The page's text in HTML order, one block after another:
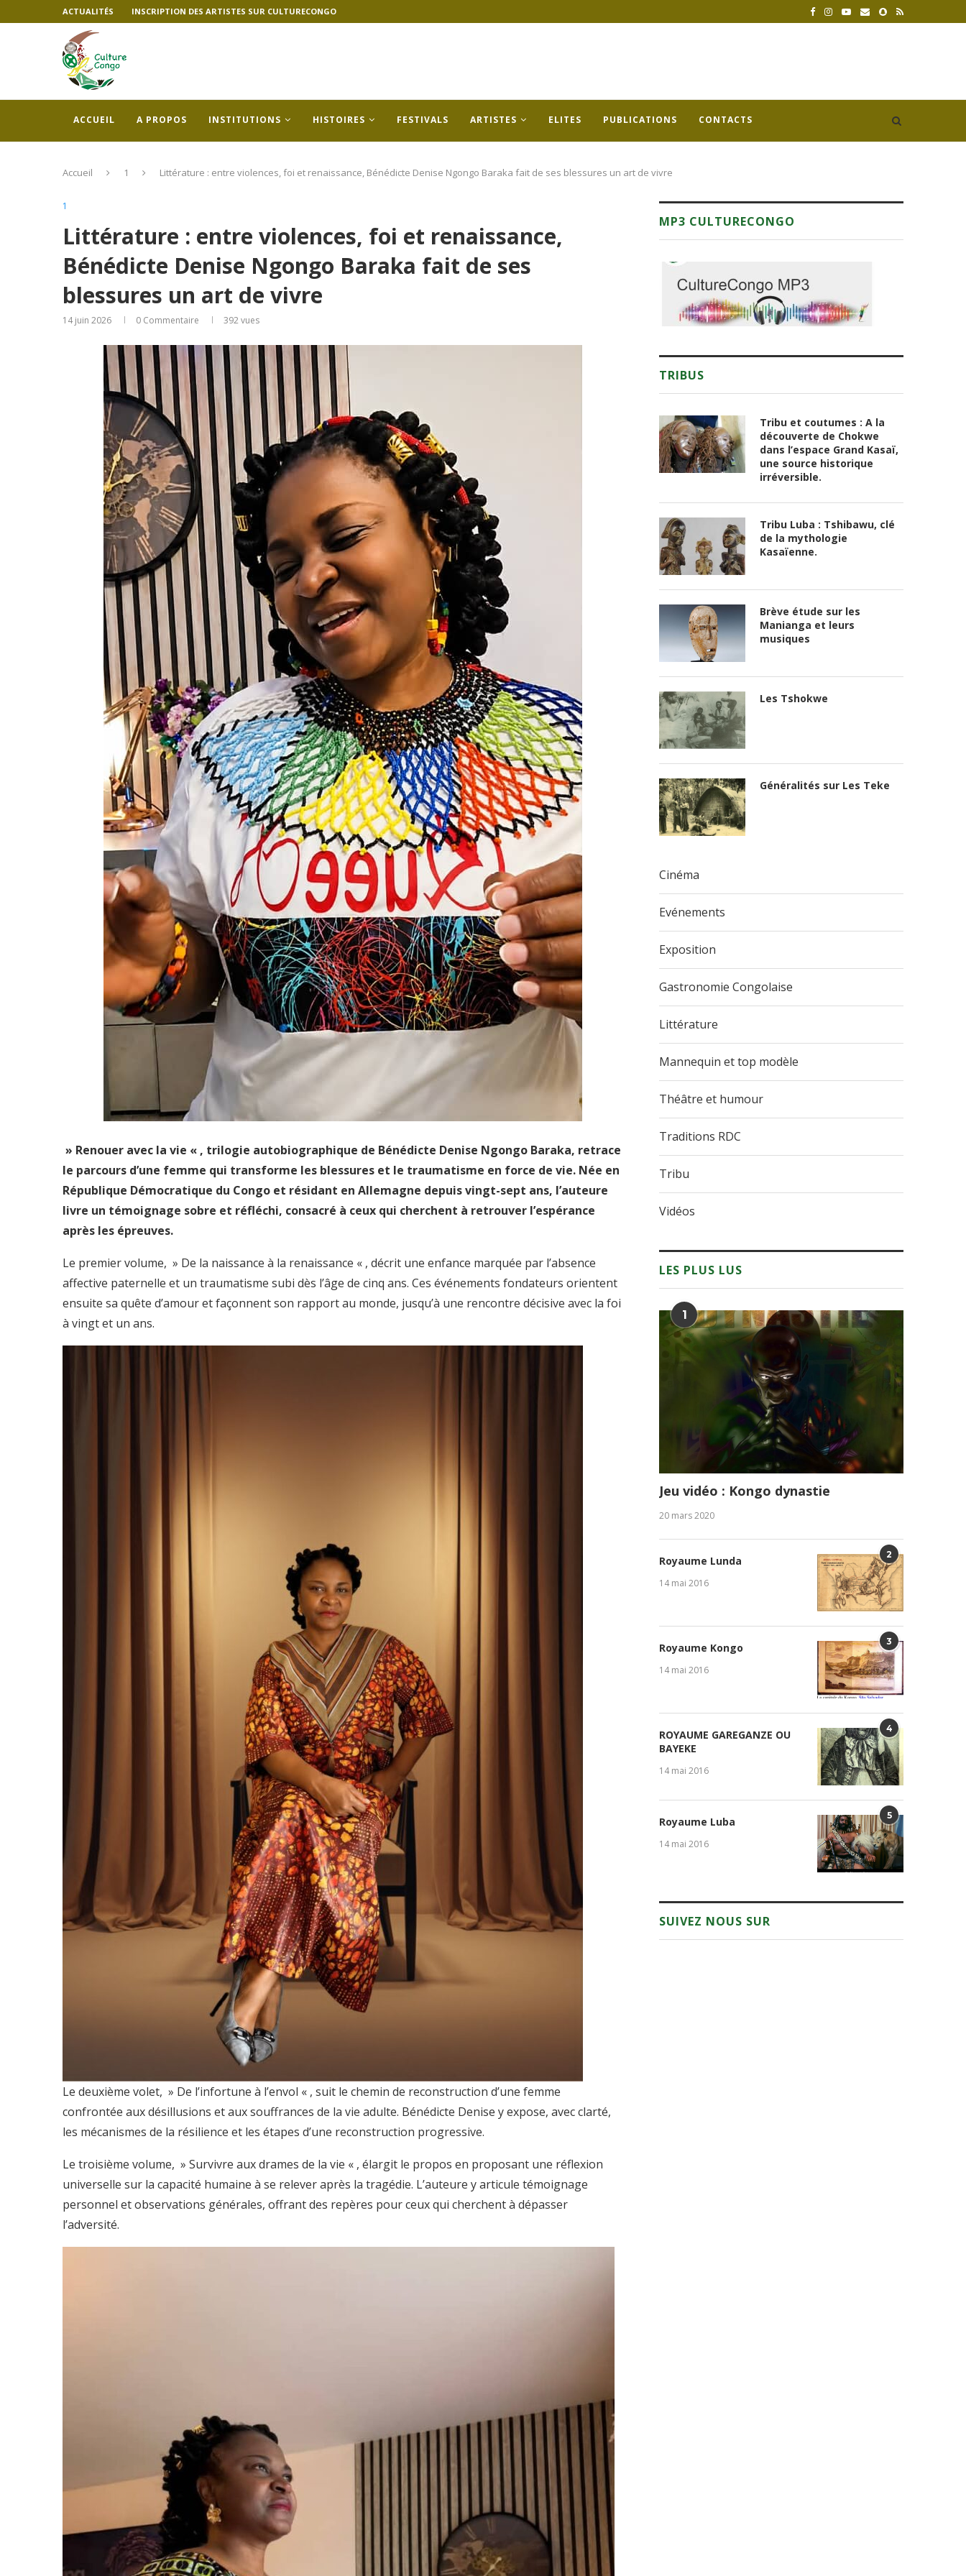
ACTUALITÉS INSCRIPTION DES ARTISTES SUR CULTURECONGO
ACCUEIL A PROPOS INSTITUTIONS HISTOIRES FESTIVALS ARTISTES ELITES PUBLICATIONS CONTACTS
Accueil 1 Littérature : entre violences, foi et renaissance, Bénédicte Denise Ngongo Baraka fait de ses blessures un art de vivre
1
Littérature : entre violences, foi et renaissance,
Bénédicte Denise Ngongo Baraka fait de ses
blessures un art de vivre
14 juin 2026 0 Commentaire 392vues
» Renouer avec la vie « , trilogie autobiographique de Bénédicte Denise Ngongo Baraka, retrace
le parcours d’une femme qui transforme les blessures et le traumatisme en force de vie. Née en
République Démocratique du Congo et résidant en Allemagne depuis vingt-sept ans, l’auteure
livre un témoignage sobre et réfléchi, consacré à ceux qui cherchent à retrouver l’espérance
après les épreuves.
Le premier volume, » De la naissance à la renaissance « , décrit une enfance marquée par l’absence
affective paternelle et un traumatisme subi dès l’âge de cinq ans. Ces événements fondateurs orientent
ensuite sa quête d’amour et façonnent son rapport au monde, jusqu’à une rencontre décisive avec la foi
à vingt et un ans.
Le deuxième volet, » De l’infortune à l’envol « , suit le chemin de reconstruction d’une femme
confrontée aux désillusions et aux souffrances de la vie adulte. Bénédicte Denise y expose, avec clarté,
les mécanismes de la résilience et les étapes d’une reconstruction progressive.
Le troisième volume, » Survivre aux drames de la vie « , élargit le propos en proposant une réflexion
universelle sur la capacité humaine à se relever après la tragédie. L’auteure y articule témoignage
personnel et observations générales, offrant des repères pour ceux qui cherchent à dépasser
l’adversité.
MP3 CULTURECONGO
TRIBUS
Tribu et coutumes : A la
découverte de Chokwe
dans l’espace Grand Kasaï,
une source historique
irréversible.
Tribu Luba : Tshibawu, clé
de la mythologie
Kasaïenne.
Brève étude sur les
Manianga et leurs
musiques
Les Tshokwe
Généralités sur Les Teke
Cinéma
Evénements
Exposition
Gastronomie Congolaise
Littérature
Mannequin et top modèle
Théâtre et humour
Traditions RDC
Tribu
Vidéos
LES PLUS LUS
1
Jeu vidéo : Kongo dynastie
20 mars 2020
2
Royaume Lunda
14 mai 2016
3
Royaume Kongo
14 mai 2016
4
ROYAUME GAREGANZE OU
BAYEKE
14 mai 2016
5
Royaume Luba
14 mai 2016
SUIVEZ NOUS SUR